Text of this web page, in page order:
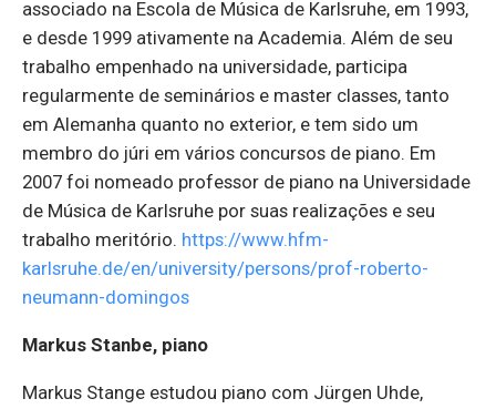
associado na Escola de Música de Karlsruhe, em 1993,
e desde 1999 ativamente na Academia. Além de seu
trabalho empenhado na universidade, participa
regularmente de seminários e master classes, tanto
em Alemanha quanto no exterior, e tem sido um
membro do júri em vários concursos de piano. Em
2007 foi nomeado professor de piano na Universidade
de Música de Karlsruhe por suas realizações e seu
trabalho meritório. https://www.hfm-
karlsruhe.de/en/university/persons/prof-roberto-
neumann-domingos
Markus Stanbe, piano
Markus Stange estudou piano com Jürgen Uhde,